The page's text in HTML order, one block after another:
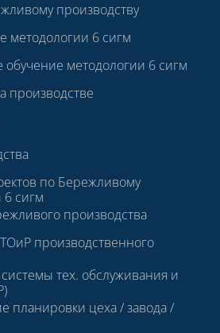
производству
методологии 6 сигм
методологии 6 сигм
производстве
по Бережливому
6 сигм
производства
производственного
тех. обслуживания и
планировки цеха / завода /